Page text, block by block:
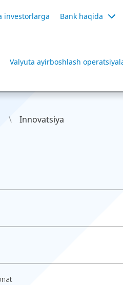
investorlarga Bank haqida
Valyuta ayirboshlash
Innovatsiya